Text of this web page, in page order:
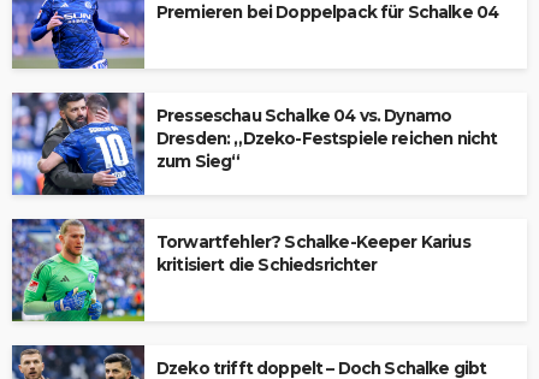
Premieren bei Doppelpack für Schalke 04
Presseschau Schalke 04 vs. Dynamo
Dresden: „Dzeko-Festspiele reichen nicht
zum Sieg“
Torwartfehler? Schalke-Keeper Karius
kritisiert die Schiedsrichter
Dzeko trifft doppelt – Doch Schalke gibt